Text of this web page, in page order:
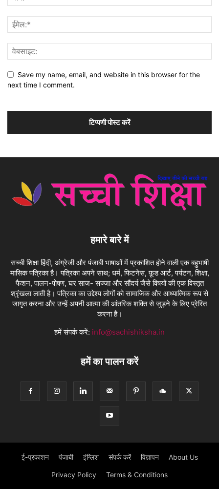
Save my name, email, and website in this browser for the
next time I comment.
हमारे बारे में
सच्ची शिक्षा हिंदी, अंग्रेजी और पंजाबी भाषाओं में प्रकाशित होने वाली एक बहुभाषी
मासिक पत्रिका है। पत्रिका अपने साथ; धर्म, फिटनेस, फ़ूड आर्ट, पर्यटन, शिक्षा,
फैशन, पालन-पोषण, घर साज- सज्जा और सौंदर्य जैसे विषयों की एक विस्तृत
श्रृंखला लाती है। पत्रिका का उद्देश्य लोगों को सामाजिक और आध्यात्मिक रूप से
जागृत करना और उन्हें अपनी आत्मा की आंतरिक शक्ति से जुड़ने के लिए प्रेरित
करना है।
हमें संपर्क करें: info@sachishiksha.in
हमें का पालन करें
ई-प्रकाशन पंजाबी इंग्लिश संपर्क करें विज्ञापन About Us
Privacy Policy Terms & Conditions